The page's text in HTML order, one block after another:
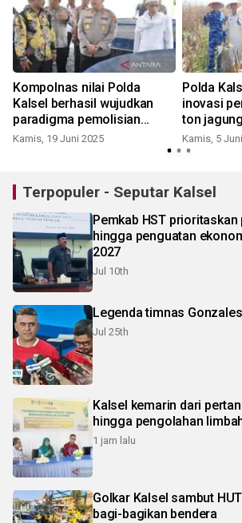
Kompolnas nilai Polda
Kalsel berhasil wujudkan
paradigma pemolisian
modern
Kamis, 19 Juni 2025
Polda
inovasi
ton
Kamis, 5
Terpopuler - Seputar Kalsel
Pemkab HST prioritaskan
hingga penguatan
2027
Jul 10th
Legenda timnas
Jul 25th
Kalsel kemarin dari pertanian berkelanjutan
hingga pengolahan
1 jam lalu
Golkar Kalsel sambut
bagi-bagikan bendera